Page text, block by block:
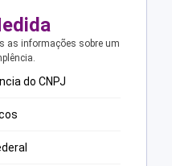
as informações sobre um
do CNPJ